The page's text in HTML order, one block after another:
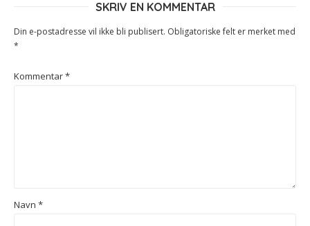
SKRIV EN KOMMENTAR
Din e-postadresse vil ikke bli publisert. Obligatoriske felt er merket med
*
Kommentar*
Navn *